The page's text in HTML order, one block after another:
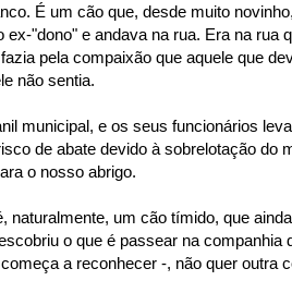
É um cão que, desde muito
ex-"dono" e andava na rua. Era na rua
pela compaixão que aquele que
não sentia.
municipal, e os seus funcionários
de abate devido à sobrelotação do
o nosso abrigo.
naturalmente, um cão tímido, que
o que é passear na companhia
a reconhecer -, não quer outra